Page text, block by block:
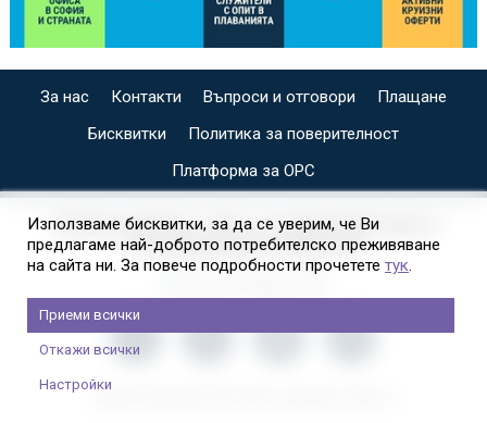
За нас Контакти Въпроси и отговори
Плащане
Бисквитки
Политика за поверителност
Платформа за ОРС
СПЕЦИАЛИЗИРАН САЙТ ЗА ИНДИВИДУАЛНИ И
ОРГАНИЗИРАНИ КРУИЗИ НА
Използваме бисквитки, за да се уверим, че Ви
предлагаме най-доброто потребителско преживяване
на сайта ни. За повече подробности прочетете тук.
Приеми всички
Откажи всички
Настройки